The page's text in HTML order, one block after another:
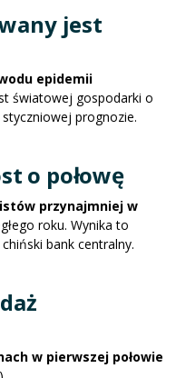
jest
epidemii
światowej gospodarki o
prognozie.
o połowę
przynajmniej w
roku. Wynika to
bank centralny.
w pierwszej połowie